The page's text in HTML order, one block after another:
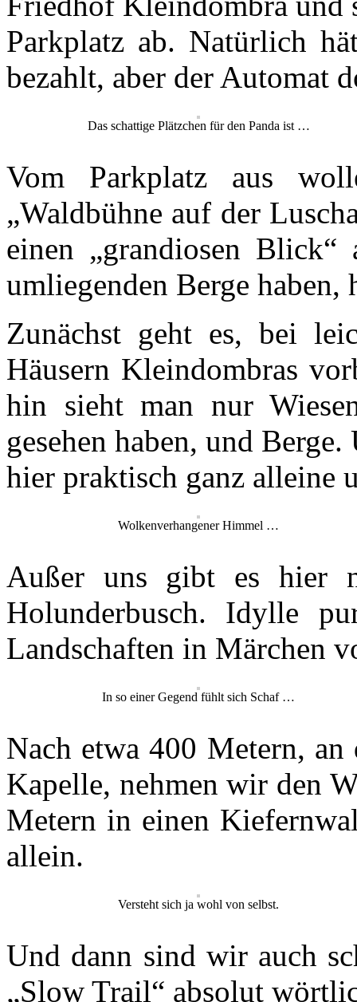
Parkplatz ab. Natürlich
bezahlt, aber der Automat
Das schattige Plätzchen für den Panda ist …
Vom Parkplatz aus
„Waldbühne auf der
einen „grandiosen
umliegenden Berge
Zunächst geht es, bei
Häusern Kleindombras
hin sieht man nur
gesehen haben, und
hier praktisch ganz alleine
Wolkenverhangener Himmel …
Außer uns gibt es hier
Holunderbusch. Idylle
Landschaften in Märchen
In so einer Gegend fühlt sich Schaf …
Nach etwa 400 Metern,
Kapelle, nehmen wir den
Metern in einen
allein.
Versteht sich ja wohl von selbst.
Und dann sind wir auch
„Slow Trail“ absolut